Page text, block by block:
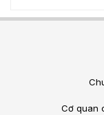
Cơ quan